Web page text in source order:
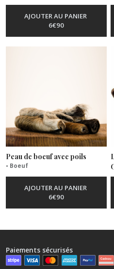
AJOUTER AU PANIER
6€90
Peau de boeuf avec poils
- Boeuf
AJOUTER AU PANIER
6€90
Paiements sécurisés